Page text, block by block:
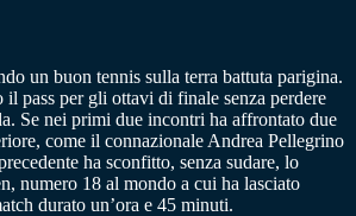
un buon tennis sulla terra battuta parigina.
il pass per gli ottavi di finale senza perdere
Se nei primi due incontri ha affrontato due
come il connazionale Andrea Pellegrino
ha sconfitto, senza sudare, lo
numero 18 al mondo a cui ha lasciato
durato un’ora e 45 minuti.